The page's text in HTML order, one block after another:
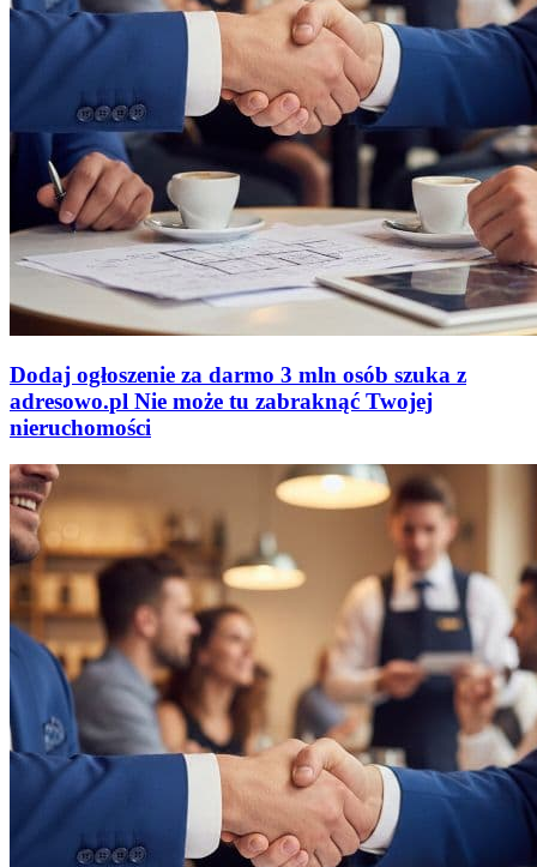
Dodaj ogłoszenie za darmo 3 mln osób szuka z
adresowo.pl Nie może tu zabraknąć Twojej
nieruchomości